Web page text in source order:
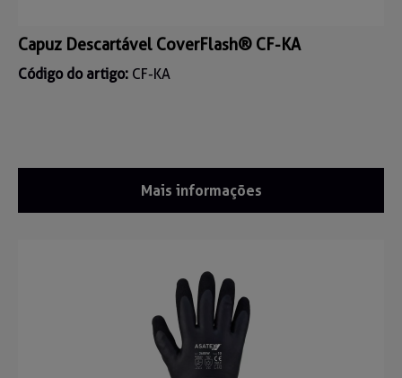
Capuz Descartável CoverFlash® CF-KA
Código do artigo: CF-KA
Mais informações